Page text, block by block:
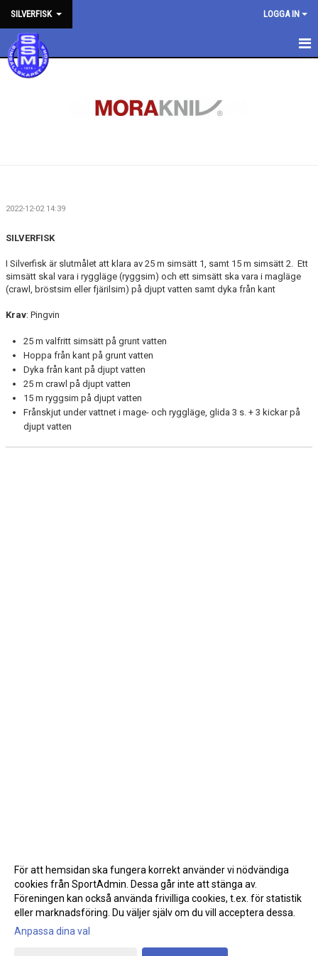
SILVERFISK LOGGA IN
HEM
2022-12-02 14:39
SILVERFISK
I Silverfisk är slutmålet att klara av 25 m simsätt 1, samt 15 m simsätt 2. Ett
simsätt skal vara i ryggläge (ryggsim) och ett simsätt ska vara i magläge
(crawl, bröstsim eller fjärilsim) på djupt vatten samt dyka från kant
Krav: Pingvin
25 m valfritt simsätt på grunt vatten
Hoppa från kant på grunt vatten
Dyka från kant på djupt vatten
25 m crawl på djupt vatten
15 m ryggsim på djupt vatten
Frånskjut under vattnet i mage- och ryggläge, glida 3 s. + 3 kickar på
djupt vatten
Gå till Webbversion
För att hemsidan ska fungera korrekt använder vi nödvändiga
cookies från SportAdmin. Dessa går inte att stänga av.
Föreningen kan också använda frivilliga cookies, t.ex. för statistik
eller marknadsföring. Du väljer själv om du vill acceptera dessa.
Anpassa dina val